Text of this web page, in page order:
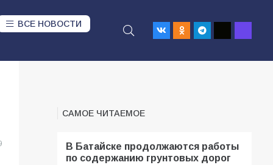
ВСЕ НОВОСТИ
САМОЕ ЧИТАЕМОЕ
В Батайске продолжаются работы
по содержанию грунтовых дорог